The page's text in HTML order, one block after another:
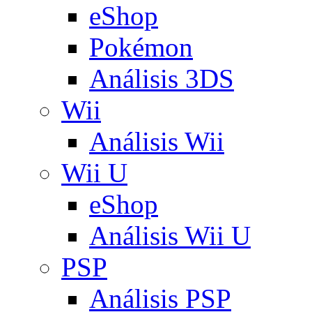
eShop
Pokémon
Análisis 3DS
Wii
Análisis Wii
Wii U
eShop
Análisis Wii U
PSP
Análisis PSP